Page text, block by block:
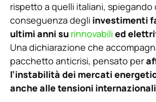
rispetto a quelli italiani, spiegando
conseguenza degli investimenti
ultimi anni su rinnovabili ed
Una dichiarazione che
pacchetto anticrisi, pensato per
l’instabilità dei mercati
anche alle tensioni